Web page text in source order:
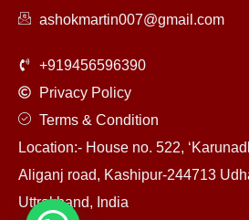
a
m
b
o
k
-
t
u
e
s
ashokmartin007@gmail.com
+919456596390
Privacy Policy
Terms & Condition
Location:- House no. 522,
Aliganj road, Kashipur-244713
Uttrakhand, India